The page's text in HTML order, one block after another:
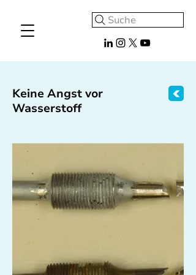
Suche
Keine Angst vor
Wasserstoff